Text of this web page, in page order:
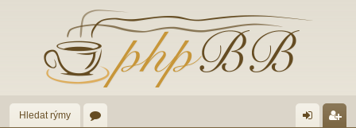
Hledat rýmy